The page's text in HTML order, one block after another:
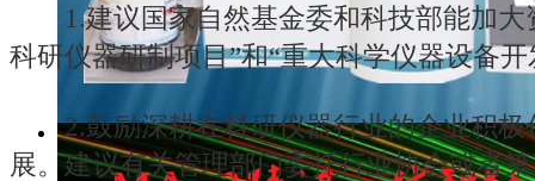
1.建议国家自然基金委和科技部能加大
科研仪器研制项目”和“重大科学仪器设备
2.鼓励深耕在科研仪器行业的企业积极
展。建议有关管理部门委托行业协会或者